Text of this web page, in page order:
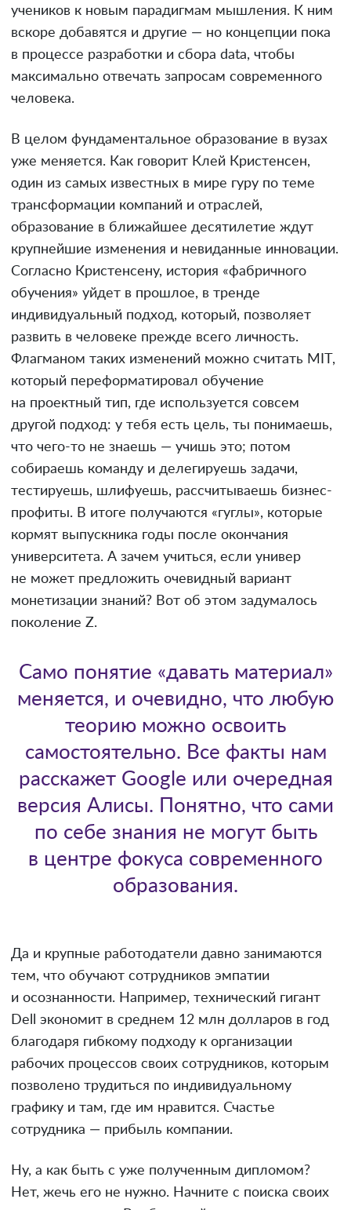
учеников к новым парадигмам мышления. К ним
вскоре добавятся и другие — но концепции пока
в процессе разработки и сбора data, чтобы
максимально отвечать запросам современного
человека.
В целом фундаментальное образование в вузах
уже меняется. Как говорит Клей Кристенсен,
один из самых известных в мире гуру по теме
трансформации компаний и отраслей,
образование в ближайшее десятилетие ждут
крупнейшие изменения и невиданные инновации.
Согласно Кристенсену, история «фабричного
обучения» уйдет в прошлое, в тренде
индивидуальный подход, который, позволяет
развить в человеке прежде всего личность.
Флагманом таких изменений можно считать MIT,
который переформатировал обучение
на проектный тип, где используется совсем
другой подход: у тебя есть цель, ты понимаешь,
что чего-то не знаешь — учишь это; потом
собираешь команду и делегируешь задачи,
тестируешь, шлифуешь, рассчитываешь бизнес-
профиты. В итоге получаются «гуглы», которые
кормят выпускника годы после окончания
университета. А зачем учиться, если универ
не может предложить очевидный вариант
монетизации знаний? Вот об этом задумалось
поколение Z.
Само понятие «давать материал»
меняется, и очевидно, что любую
теорию можно освоить
самостоятельно. Все факты нам
расскажет Google или очередная
версия Алисы. Понятно, что сами
по себе знания не могут быть
в центре фокуса современного
образования.
Да и крупные работодатели давно занимаются
тем, что обучают сотрудников эмпатии
и осознанности. Например, технический гигант
Dell экономит в среднем 12 млн долларов в год
благодаря гибкому подходу к организации
рабочих процессов своих сотрудников, которым
позволено трудиться по индивидуальному
графику и там, где им нравится. Счастье
сотрудника — прибыль компании.
Ну, а как быть с уже полученным дипломом?
Нет, жечь его не нужно. Начните с поиска своих